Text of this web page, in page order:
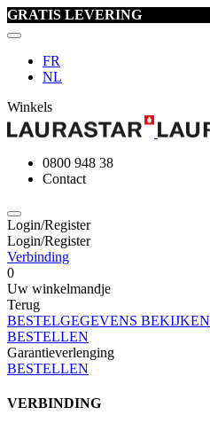
GRATIS LEVERING
FR
NL
Winkels
0800 948 38
Contact
Login/Register
Login/Register
Verbinding
0
Uw winkelmandje
Terug
BESTELGEGEVENS BEKIJKEN
BESTELLEN
Garantieverlenging
BESTELLEN
VERBINDING